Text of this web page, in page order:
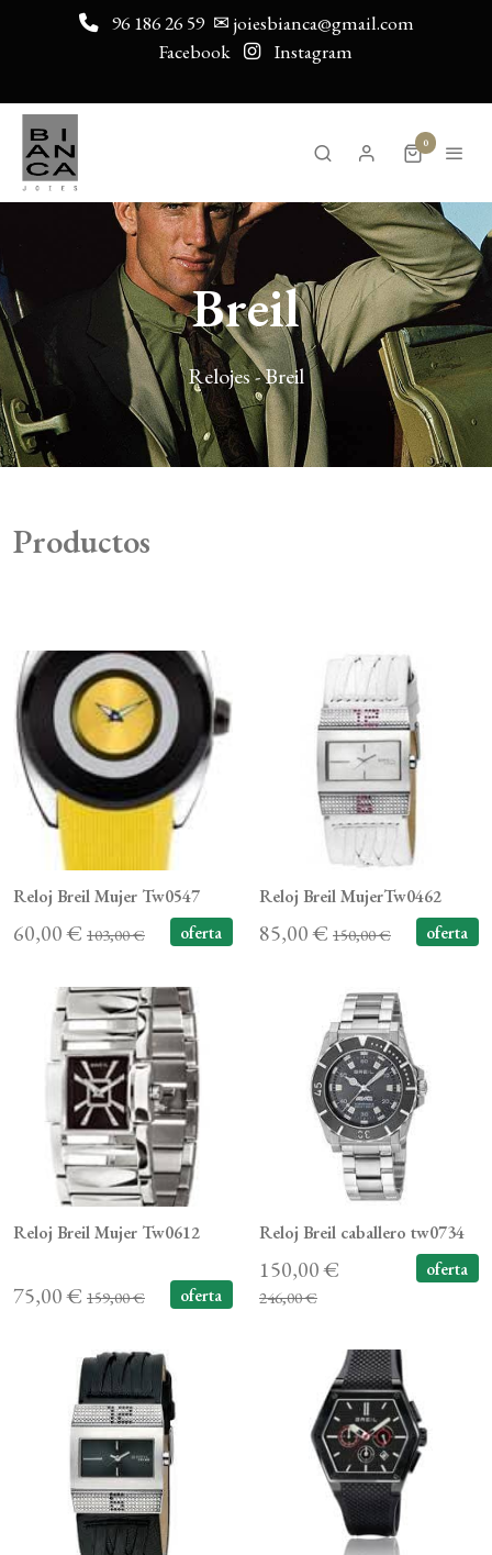
96 186 26 59 ✉ joiesbianca@gmail.com
Facebook
Instagram
0
Breil
Relojes - Breil
Productos
Reloj Breil Mujer Tw0547
60,00 € 103,00 € oferta
Reloj Breil MujerTw0462
85,00 € 150,00 € oferta
Reloj Breil Mujer Tw0612
75,00 € 159,00 € oferta
Reloj Breil caballero tw0734
150,00 €
246,00 €
oferta